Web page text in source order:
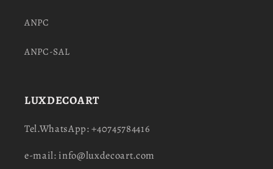
ANPC
ANPC-SAL
LUXDECOART
Tel.WhatsApp: +40745784416
e-mail: info@luxdecoart.com